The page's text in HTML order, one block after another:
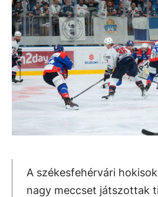
A székesfehérvári
nagy meccset játszottak